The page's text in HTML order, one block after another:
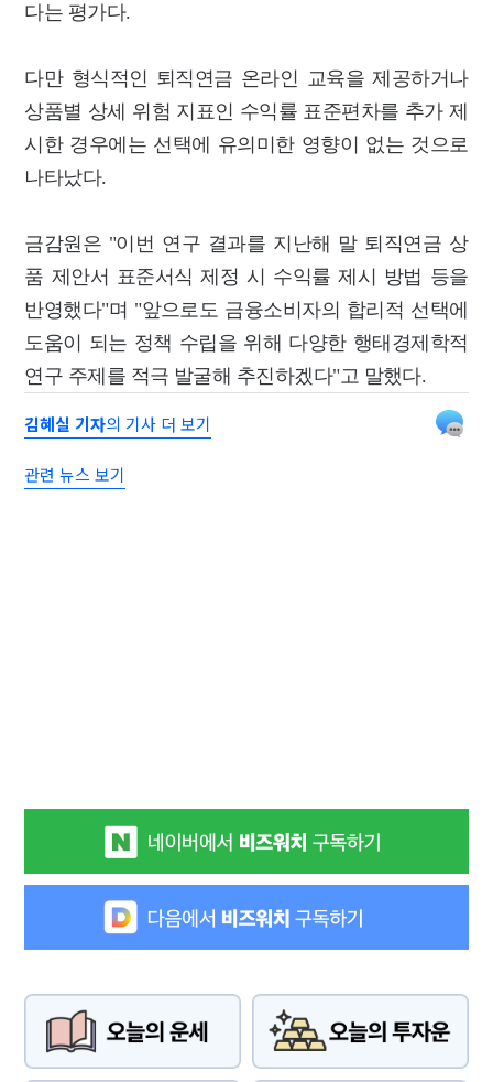
다는 평가다.
다만 형식적인 퇴직연금 온라인 교육을 제공하거나
상품별 상세 위험 지표인 수익률 표준편차를 추가 제
시한 경우에는 선택에 유의미한 영향이 없는 것으로
나타났다.
금감원은 "이번 연구 결과를 지난해 말 퇴직연금 상
품 제안서 표준서식 제정 시 수익률 제시 방법 등을
반영했다"며 "앞으로도 금융소비자의 합리적 선택에
도움이 되는 정책 수립을 위해 다양한 행태경제학적
연구 주제를 적극 발굴해 추진하겠다"고 말했다.
김혜실 기자의 기사 더 보기
관련 뉴스 보기